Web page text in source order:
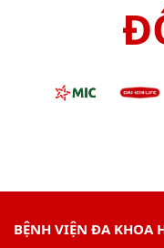
BỆNH VIỆN ĐA KHOA